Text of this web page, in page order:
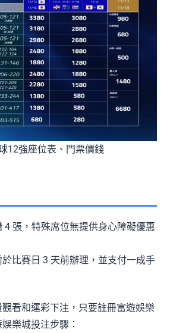
12強座位表、門票價錢
4 張，特殊席位無提供身心障礙優惠
比賽日 3 天前辦理，並支付一成手
看和運彩下注，只要註冊富遊娛樂
樂城投注步驟：